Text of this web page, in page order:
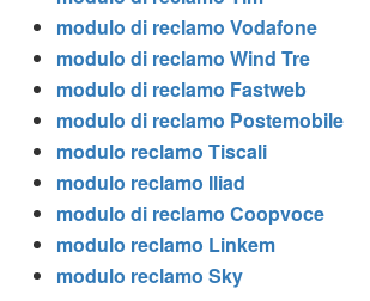
modulo di reclamo Vodafone
modulo di reclamo Wind Tre
modulo di reclamo Fastweb
modulo di reclamo Postemobile
modulo reclamo Tiscali
modulo reclamo Iliad
modulo di reclamo Coopvoce
modulo reclamo Linkem
modulo reclamo Sky